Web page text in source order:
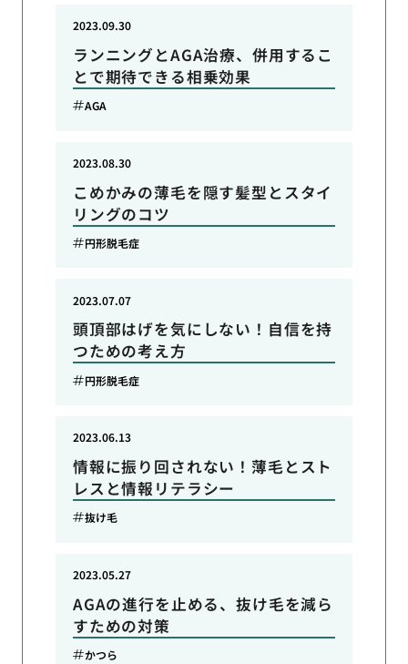
ランニングとAGA治療、併用するこ
とで期待できる相乗効果
2023.09.30
AGA
こめかみの薄毛を隠す髪型とスタイ
リングのコツ
2023.08.30
円形脱毛症
頭頂部はげを気にしない！自信を持
つための考え方
2023.07.07
円形脱毛症
情報に振り回されない！薄毛とスト
レスと情報リテラシー
2023.06.13
抜け毛
AGAの進行を止める、抜け毛を減ら
すための対策
2023.05.27
かつら